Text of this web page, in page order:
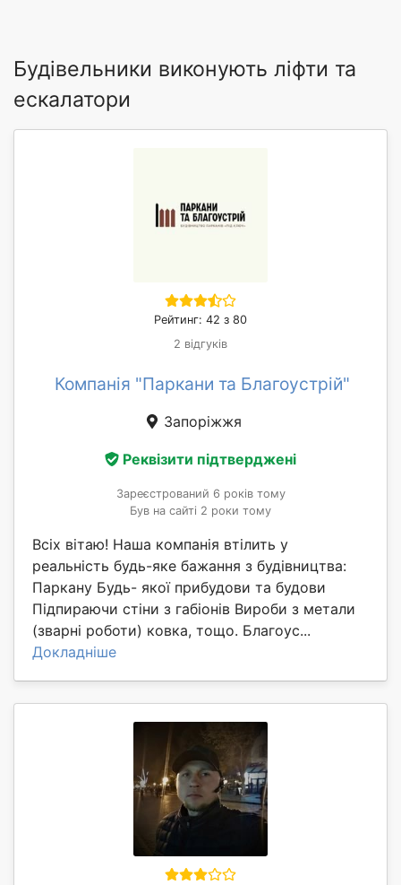
Будівельники виконують ліфти та
ескалатори
Рейтинг: 42 з 80
2 відгуків
Компанія "Паркани та Благоустрій"
Запоріжжя
Реквізити підтверджені
Зареєстрований 6 років тому
Був на сайті 2 роки тому
Всіх вітаю! Наша компанія втілить у
реальність будь-яке бажання з будівництва:
Паркану Будь- якої прибудови та будови
Підпираючи стіни з габіонів Вироби з метали
(зварні роботи) ковка, тощо. Благоус...
Докладніше